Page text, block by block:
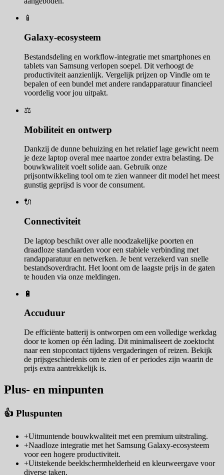
📱
Galaxy-ecosysteem
Bestandsdeling en workflow-integratie met smartphones en
tablets van Samsung verlopen soepel. Dit verhoogt de
productiviteit aanzienlijk. Vergelijk prijzen op Vindle om te
bepalen of een bundel met andere randapparatuur financieel
voordelig voor jou uitpakt.
⚖️
Mobiliteit en ontwerp
Dankzij de dunne behuizing en het relatief lage gewicht neem
je deze laptop overal mee naartoe zonder extra belasting. De
bouwkwaliteit voelt solide aan. Gebruik onze
prijsontwikkeling tool om te zien wanneer dit model het meest
gunstig geprijsd is voor de consument.
🔌
Connectiviteit
De laptop beschikt over alle noodzakelijke poorten en
draadloze standaarden voor een stabiele verbinding met
randapparatuur en netwerken. Je bent verzekerd van snelle
bestandsoverdracht. Het loont om de laagste prijs in de gaten
te houden via onze meldingen.
🔋
Accuduur
De efficiënte batterij is ontworpen om een volledige werkdag
door te komen op één lading. Dit minimaliseert de zoektocht
naar een stopcontact tijdens vergaderingen of reizen. Bekijk
de prijsgeschiedenis om te zien of er periodes zijn waarin de
prijs extra aantrekkelijk is.
Plus- en minpunten
👍 Pluspunten
+Uitmuntende bouwkwaliteit met een premium uitstraling.
+Naadloze integratie met het Samsung Galaxy-ecosysteem
voor een hogere productiviteit.
+Uitstekende beeldschermhelderheid en kleurweergave voor
diverse taken.